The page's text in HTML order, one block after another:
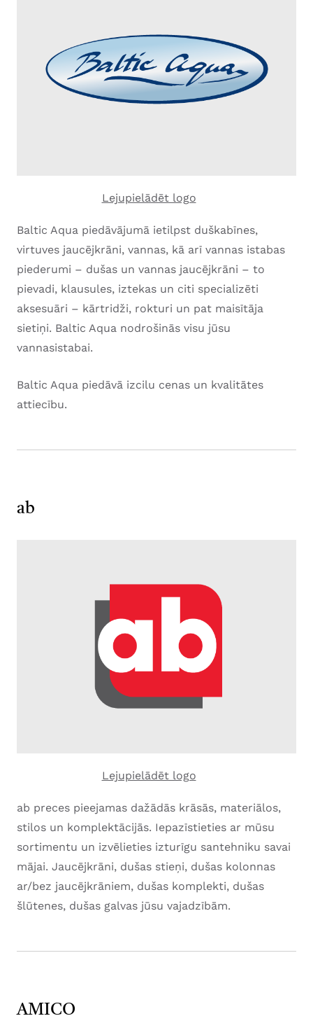
Lejupielādēt logo
Baltic Aqua piedāvājumā ietilpst duškabīnes,
virtuves jaucējkrāni, vannas, kā arī vannas istabas
piederumi – dušas un vannas jaucējkrāni – to
pievadi, klausules, iztekas un citi specializēti
aksesuāri – kārtridži, rokturi un pat maisītāja
sietiņi. Baltic Aqua nodrošinās visu jūsu
vannasistabai.
Baltic Aqua piedāvā izcilu cenas un kvalitātes
attiecību.
ab
Lejupielādēt logo
ab preces pieejamas dažādās krāsās, materiālos,
stilos un komplektācijās. Iepazīstieties ar mūsu
sortimentu un izvēlieties izturīgu santehniku savai
mājai. Jaucējkrāni, dušas stieņi, dušas kolonnas
ar/bez jaucējkrāniem, dušas komplekti, dušas
šlūtenes, dušas galvas jūsu vajadzībām.
AMICO